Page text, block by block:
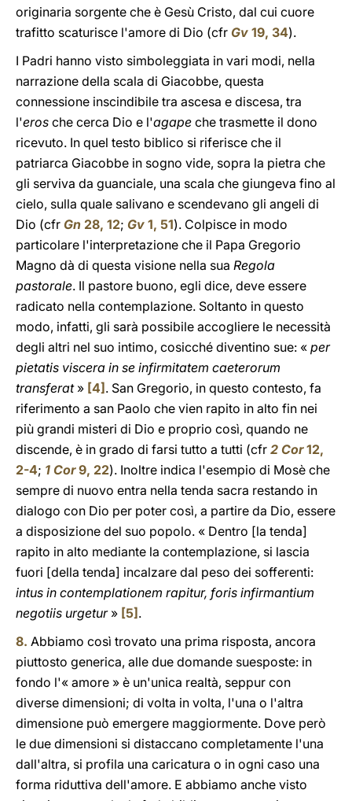
originaria sorgente che è Gesù Cristo, dal cui cuore
trafitto scaturisce l'amore di Dio (cfr Gv 19, 34).
I Padri hanno visto simboleggiata in vari modi, nella
narrazione della scala di Giacobbe, questa
connessione inscindibile tra ascesa e discesa, tra
l'eros che cerca Dio e l'agape che trasmette il dono
ricevuto. In quel testo biblico si riferisce che il
patriarca Giacobbe in sogno vide, sopra la pietra che
gli serviva da guanciale, una scala che giungeva fino al
cielo, sulla quale salivano e scendevano gli angeli di
Dio (cfr Gn 28, 12; Gv 1, 51). Colpisce in modo
particolare l'interpretazione che il Papa Gregorio
Magno dà di questa visione nella sua Regola
pastorale. Il pastore buono, egli dice, deve essere
radicato nella contemplazione. Soltanto in questo
modo, infatti, gli sarà possibile accogliere le necessità
degli altri nel suo intimo, cosicché diventino sue: « per
pietatis viscera in se infirmitatem caeterorum
transferat» [4] . San Gregorio, in questo contesto, fa
riferimento a san Paolo che vien rapito in alto fin nei
più grandi misteri di Dio e proprio così, quando ne
discende, è in grado di farsi tutto a tutti (cfr 2 Cor12,
2-4; 1 Cor9, 22). Inoltre indica l'esempio di Mosè che
sempre di nuovo entra nella tenda sacra restando in
dialogo con Dio per poter così, a partire da Dio, essere
a disposizione del suo popolo. « Dentro [la tenda]
rapito in alto mediante la contemplazione, si lascia
fuori [della tenda] incalzare dal peso dei sofferenti:
intus in contemplationem rapitur, foris infirmantium
negotiis urgetur» [5] .
8. Abbiamo così trovato una prima risposta, ancora
piuttosto generica, alle due domande suesposte: in
fondo l'« amore » è un'unica realtà, seppur con
diverse dimensioni; di volta in volta, l'una o l'altra
dimensione può emergere maggiormente. Dove però
le due dimensioni si distaccano completamente l'una
dall'altra, si profila una caricatura o in ogni caso una
forma riduttiva dell'amore. E abbiamo anche visto